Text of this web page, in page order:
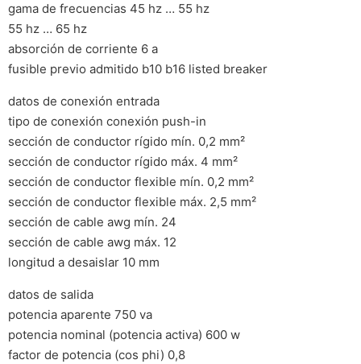
gama de frecuencias 45 hz … 55 hz
55 hz … 65 hz
absorción de corriente 6 a
fusible previo admitido b10 b16 listed breaker
datos de conexión entrada
tipo de conexión conexión push-in
sección de conductor rígido mín. 0,2 mm²
sección de conductor rígido máx. 4 mm²
sección de conductor flexible mín. 0,2 mm²
sección de conductor flexible máx. 2,5 mm²
sección de cable awg mín. 24
sección de cable awg máx. 12
longitud a desaislar 10 mm
datos de salida
potencia aparente 750 va
potencia nominal (potencia activa) 600 w
factor de potencia (cos phi) 0,8